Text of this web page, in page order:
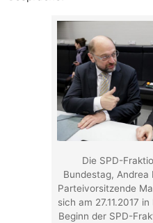
Die SPD-
Bundestag, Andrea
Parteivorsitzende
sich am 27.11.2017
Beginn der SPD-